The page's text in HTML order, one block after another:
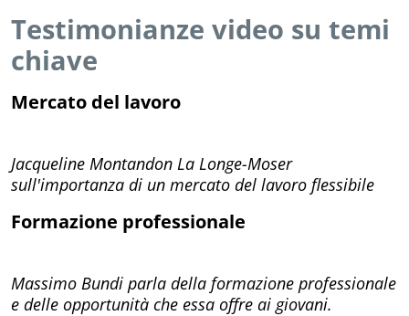
Testimonianze video su temi
chiave
Mercato del lavoro
Jacqueline Montandon La Longe-Moser
sull'importanza di un mercato del lavoro flessibile
Formazione professionale
Massimo Bundi parla della formazione professionale
e delle opportunità che essa offre ai giovani.